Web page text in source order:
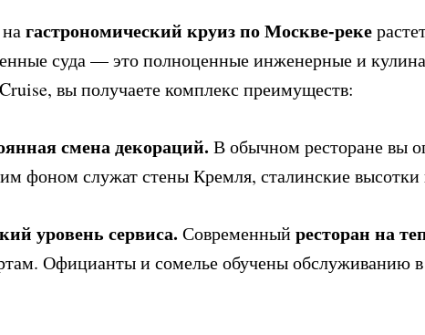
гастрономический круиз по Москве-реке
суда — это полноценные инженерные и
вы получаете комплекс преимуществ:
смена декораций. В обычном ресторане вы
фоном служат стены Кремля, сталинские
уровень сервиса. Современныйресторан на
Официанты и сомелье обучены обслуживанию